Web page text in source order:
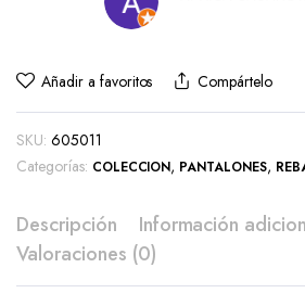
Añadir a favoritos Compártelo
SKU: 605011
Categorías: COLECCION, PANTALONES,
Descripción
Información
Valoraciones (0)